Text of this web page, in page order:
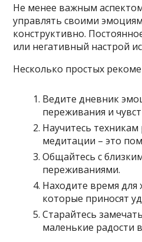
Не менее важным
управлять своими
конструктивно.
или негативный настрой
Несколько простых
Ведите дневник
переживания и
Научитесь техникам
медитации – это
Общайтесь с
переживаниями.
Находите время для
которые приносят
Старайтесь
маленькие радости